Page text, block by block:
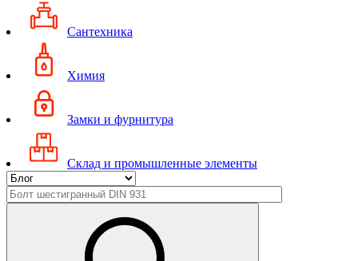
Сантехника
Химия
Замки и фурнитура
Склад и промышленные элементы